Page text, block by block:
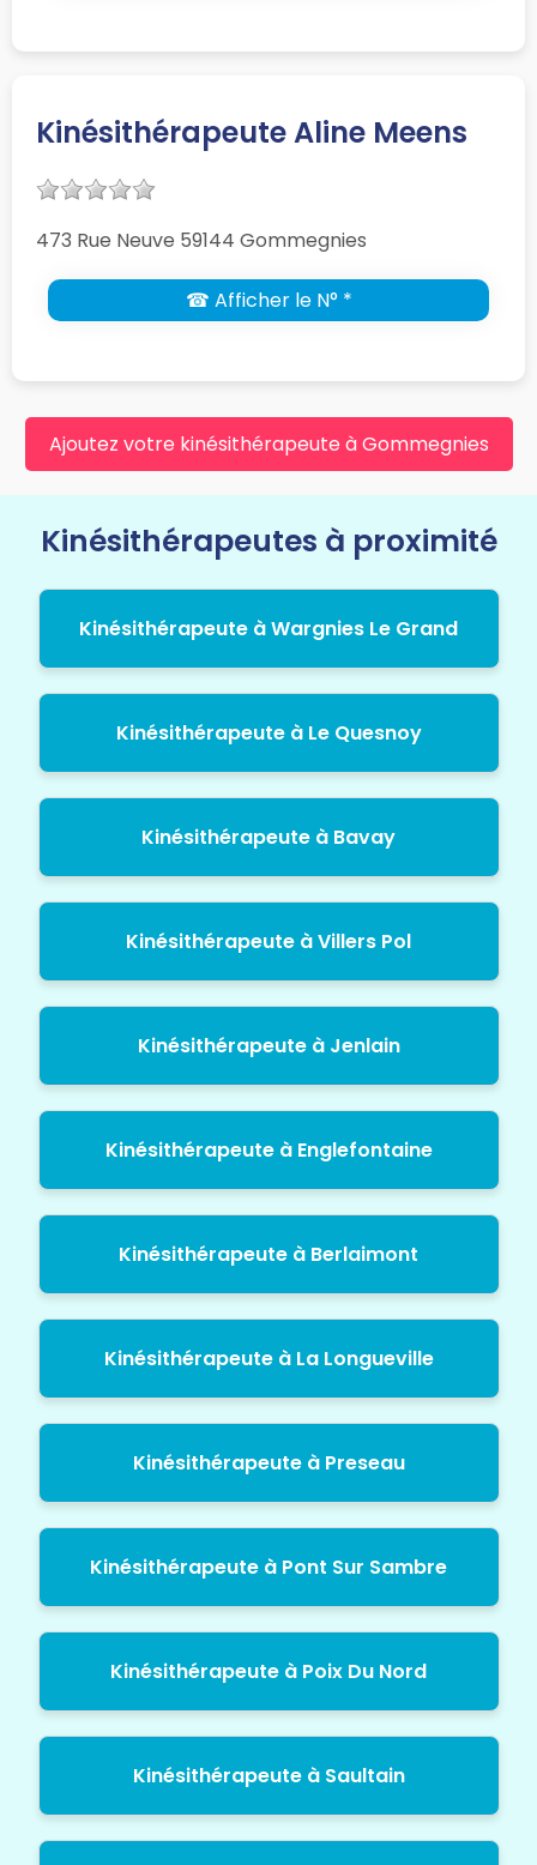
Kinésithérapeute Aline Meens
473 Rue Neuve 59144 Gommegnies
☎ Afficher le N° *
Ajoutez votre kinésithérapeute à Gommegnies
Kinésithérapeutes à proximité
Kinésithérapeute à Wargnies Le Grand
Kinésithérapeute à Le Quesnoy
Kinésithérapeute à Bavay
Kinésithérapeute à Villers Pol
Kinésithérapeute à Jenlain
Kinésithérapeute à Englefontaine
Kinésithérapeute à Berlaimont
Kinésithérapeute à La Longueville
Kinésithérapeute à Preseau
Kinésithérapeute à Pont Sur Sambre
Kinésithérapeute à Poix Du Nord
Kinésithérapeute à Saultain